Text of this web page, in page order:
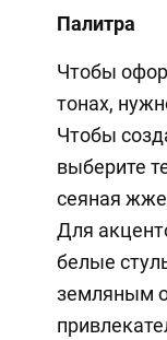
Палитра
Чтобы
тонах,
Чтобы
выберите
сеяная
Для
белые
земляным